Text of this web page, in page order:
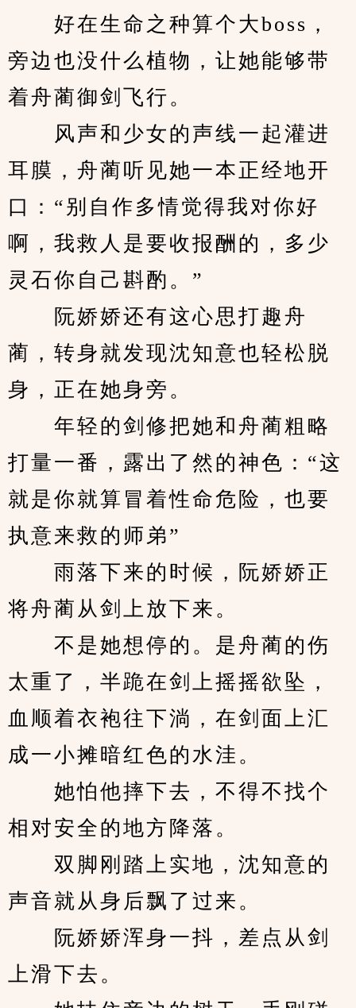
好在生命之种算个大boss，
旁边也没什么植物，让她能够带
着舟蔺御剑飞行。
风声和少女的声线一起灌进
耳膜，舟蔺听见她一本正经地开
口：“别自作多情觉得我对你好
啊，我救人是要收报酬的，多少
灵石你自己斟酌。”
阮娇娇还有这心思打趣舟
蔺，转身就发现沈知意也轻松脱
身，正在她身旁。
年轻的剑修把她和舟蔺粗略
打量一番，露出了然的神色：“这
就是你就算冒着性命危险，也要
执意来救的师弟”
雨落下来的时候，阮娇娇正
将舟蔺从剑上放下来。
不是她想停的。是舟蔺的伤
太重了，半跪在剑上摇摇欲坠，
血顺着衣袍往下淌，在剑面上汇
成一小摊暗红色的水洼。
她怕他摔下去，不得不找个
相对安全的地方降落。
双脚刚踏上实地，沈知意的
声音就从身后飘了过来。
阮娇娇浑身一抖，差点从剑
上滑下去。